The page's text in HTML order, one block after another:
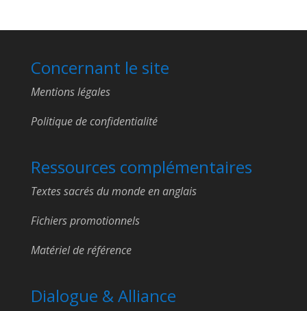
Concernant le site
Mentions légales
Politique de confidentialité
Ressources complémentaires
Textes sacrés du monde en anglais
Fichiers promotionnels
Matériel de référence
Dialogue & Alliance